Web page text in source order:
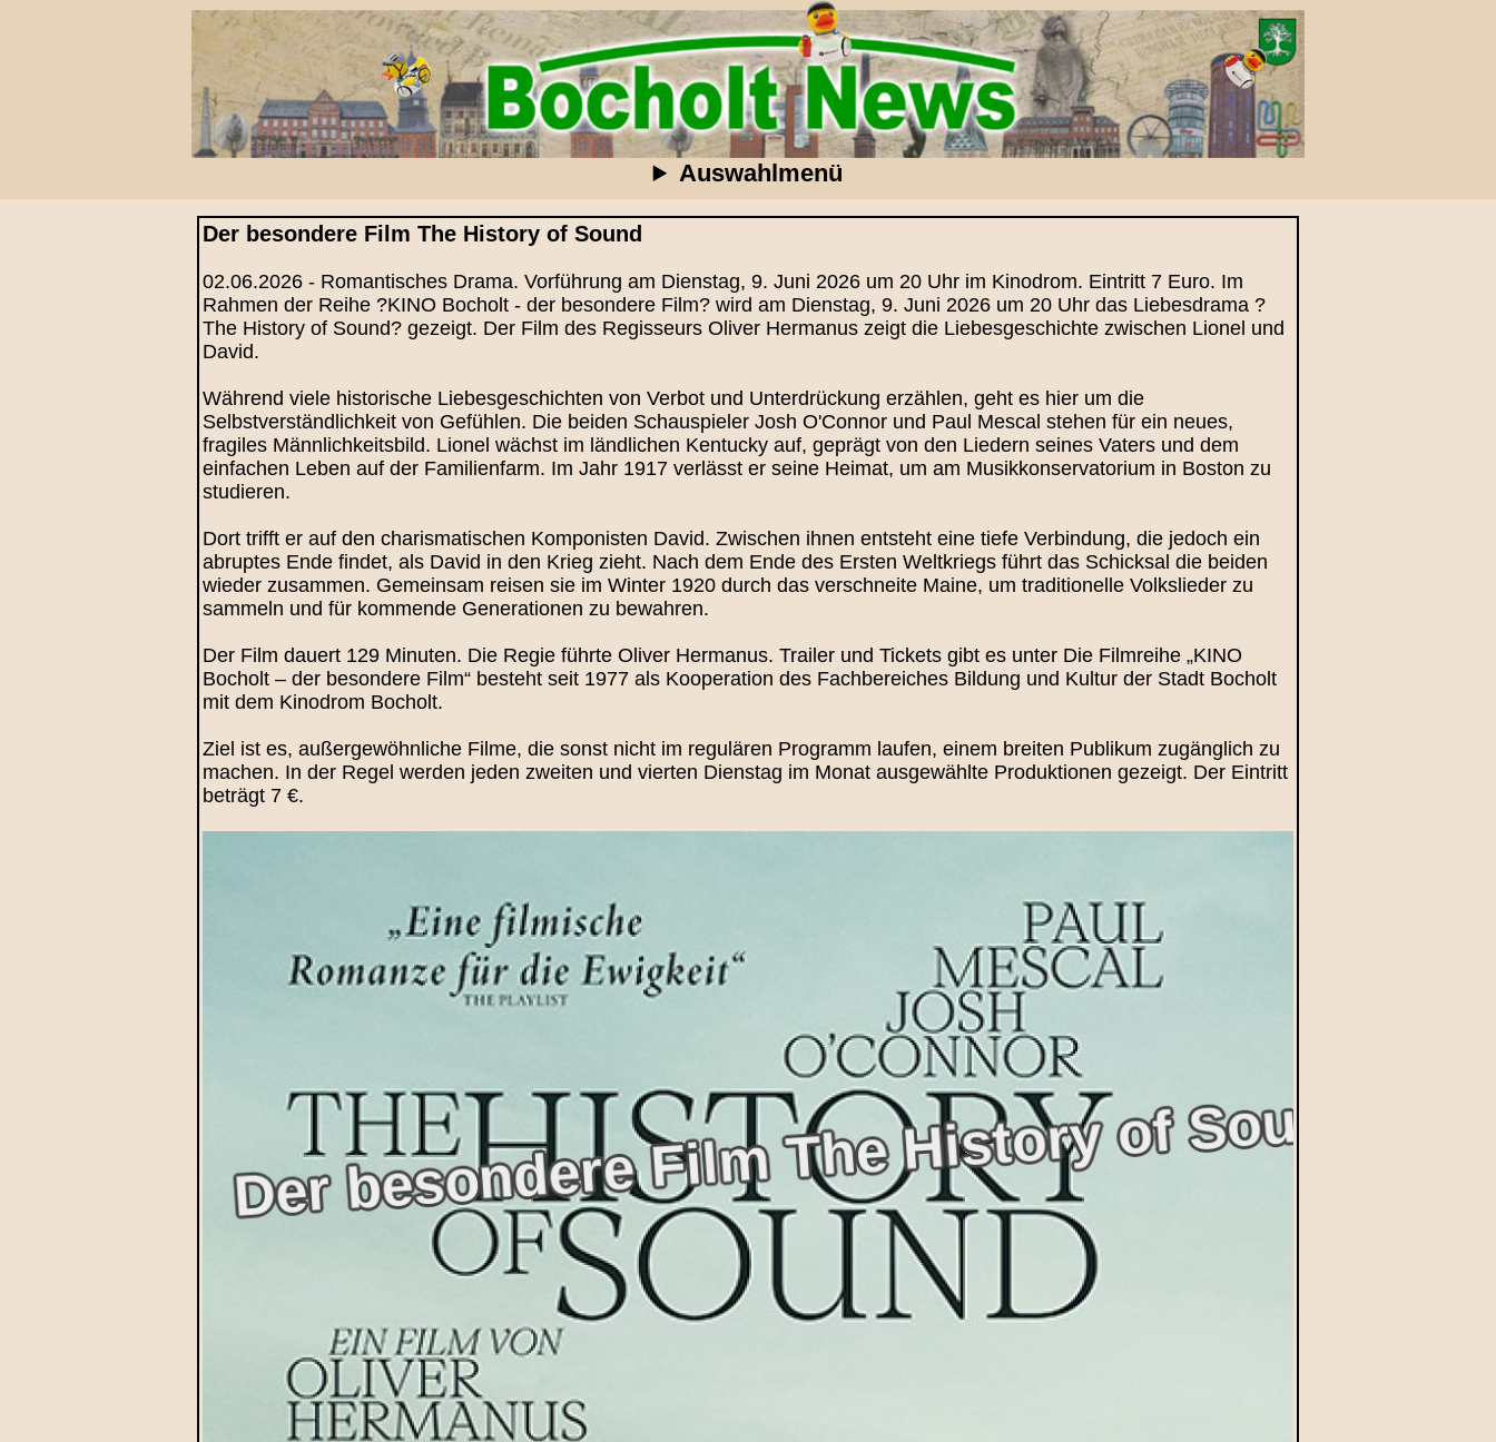
Auswahlmenü
Der besondere Film The History of Sound
02.06.2026 - Romantisches Drama. Vorführung am Dienstag, 9. Juni 2026 um 20 Uhr im Kinodrom. Eintritt 7 Euro. Im
Rahmen der Reihe ?KINO Bocholt - der besondere Film? wird am Dienstag, 9. Juni 2026 um 20 Uhr das Liebesdrama ?
The History of Sound? gezeigt. Der Film des Regisseurs Oliver Hermanus zeigt die Liebesgeschichte zwischen Lionel und
David.
Während viele historische Liebesgeschichten von Verbot und Unterdrückung erzählen, geht es hier um die
Selbstverständlichkeit von Gefühlen. Die beiden Schauspieler Josh O'Connor und Paul Mescal stehen für ein neues,
fragiles Männlichkeitsbild. Lionel wächst im ländlichen Kentucky auf, geprägt von den Liedern seines Vaters und dem
einfachen Leben auf der Familienfarm. Im Jahr 1917 verlässt er seine Heimat, um am Musikkonservatorium in Boston zu
studieren.
Dort trifft er auf den charismatischen Komponisten David. Zwischen ihnen entsteht eine tiefe Verbindung, die jedoch ein
abruptes Ende findet, als David in den Krieg zieht. Nach dem Ende des Ersten Weltkriegs führt das Schicksal die beiden
wieder zusammen. Gemeinsam reisen sie im Winter 1920 durch das verschneite Maine, um traditionelle Volkslieder zu
sammeln und für kommende Generationen zu bewahren.
Der Film dauert 129 Minuten. Die Regie führte Oliver Hermanus. Trailer und Tickets gibt es unter Die Filmreihe „KINO
Bocholt – der besondere Film“ besteht seit 1977 als Kooperation des Fachbereiches Bildung und Kultur der Stadt Bocholt
mit dem Kinodrom Bocholt.
Ziel ist es, außergewöhnliche Filme, die sonst nicht im regulären Programm laufen, einem breiten Publikum zugänglich zu
machen. In der Regel werden jeden zweiten und vierten Dienstag im Monat ausgewählte Produktionen gezeigt. Der Eintritt
beträgt 7 €.